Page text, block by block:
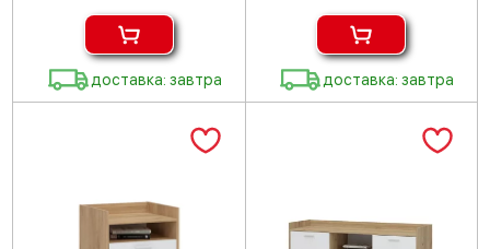
доставка: завтра доставка: завтра